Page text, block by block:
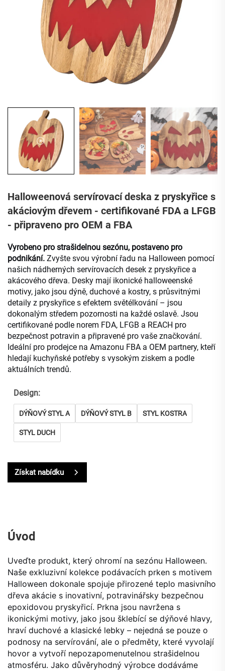
Halloweenová servírovací deska z pryskyřice s
akáciovým dřevem - certifikované FDA a LFGB
- připraveno pro OEM a FBA
Vyrobeno pro strašidelnou sezónu, postaveno pro
podnikání. Zvyšte svou výrobní řadu na Halloween pomocí
našich nádherných servírovacích desek z pryskyřice a
akácového dřeva. Desky mají ikonické halloweenské
motivy, jako jsou dýně, duchové a kostry, s průsvitnými
detaily z pryskyřice s efektem světélkování – jsou
dokonalým středem pozornosti na každé oslavě. Jsou
certifikované podle norem FDA, LFGB a REACH pro
bezpečnost potravin a připravené pro vaše značkování.
Ideální pro prodejce na Amazonu FBA a OEM partnery, kteří
hledají kuchyňské potřeby s vysokým ziskem a podle
aktuálních trendů.
Design:
DÝŇOVÝ STYL A DÝŇOVÝ STYL B STYL KOSTRA
STYL DUCH
Získat nabídku
Úvod
Uveďte produkt, který ohromí na sezónu Halloween.
Naše exkluzivní kolekce podávacích prken s motivem
Halloween dokonale spojuje přirozené teplo masivního
dřeva akácie s inovativní, potravinářsky bezpečnou
epoxidovou pryskyřicí. Prkna jsou navržena s
ikonickými motivy, jako jsou šklebící se dýňové hlavy,
hraví duchové a klasické lebky – nejedná se pouze o
podnosy na servírování, ale o předměty, které vyvolají
hovor a vytvoří nepozapomenutelnou strašidelnou
atmosféru. Jako důvěryhodný výrobce dodáváme